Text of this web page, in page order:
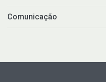
Comunicação